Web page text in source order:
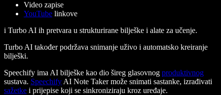
Video zapise
YouTube linkove
i Turbo AI ih pretvara u strukturirane bilješke i alate za učenje.
Turbo AI također podržava snimanje uživo i automatsko kreiranje
bilješki.
Speechify ima AI bilješke kao dio šireg glasovnog produktivnog
sustava. Speechify AI Note Taker može snimati sastanke, izrađivati
sažetke i prijepise koji se sinkroniziraju kroz uređaje.